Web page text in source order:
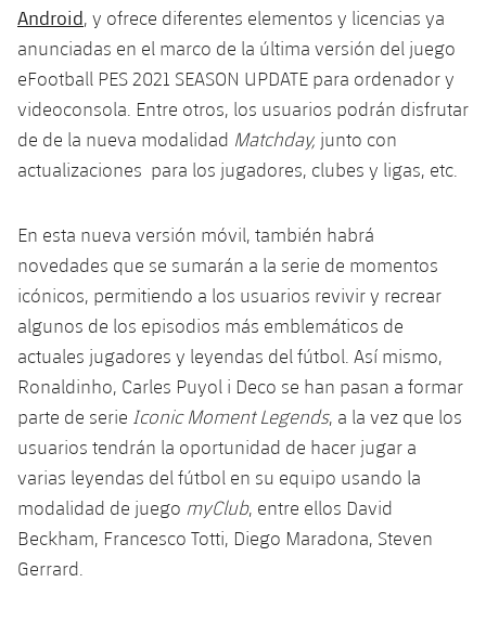
Clasificaciones
Jugadores
Fotos
Jugadores
Junior
Juvenil
PLUSICON
MÁS
Información general
Noticias
Atletismo
Actualidad
Femenino
Agenda
Baloncesto en silla de ruedas
Actualidad
Jugadores
Calendario
Resultados
Clasificaciones
Hockey sobre hielo
plusicon
más
Actualidad
Jugadores
Calendario
Resultados
Clasificaciones
Hockey hierba
plusicon
más
Noticias
Hockey Hierba Masculino
Hockey Hierba Femenino
Patinaje artístico
plusicon
más
Actualidad
Plantilla
Agenda
Escuela de Patinaje
Rugby
plusicon
más
Actualidad
Voleibol
plusicon
más
Android, y ofrece diferentes elementos y licencias ya
anunciadas en el marco de la última versión del juego
eFootball PES 2021 SEASON UPDATE para ordenador y
videoconsola. Entre otros, los usuarios podrán disfrutar
de de la nueva modalidad Matchday, junto con
actualizaciones para los jugadores, clubes y ligas, etc.
En esta nueva versión móvil, también habrá
novedades que se sumarán a la serie de momentos
icónicos, permitiendo a los usuarios revivir y recrear
algunos de los episodios más emblemáticos de
actuales jugadores y leyendas del fútbol. Así mismo,
Ronaldinho, Carles Puyol i Deco se han pasan a formar
parte de serie Iconic Moment Legends, a la vez que los
usuarios tendrán la oportunidad de hacer jugar a
varias leyendas del fútbol en su equipo usando la
modalidad de juego myClub, entre ellos David
Beckham, Francesco Totti, Diego Maradona, Steven
Gerrard.